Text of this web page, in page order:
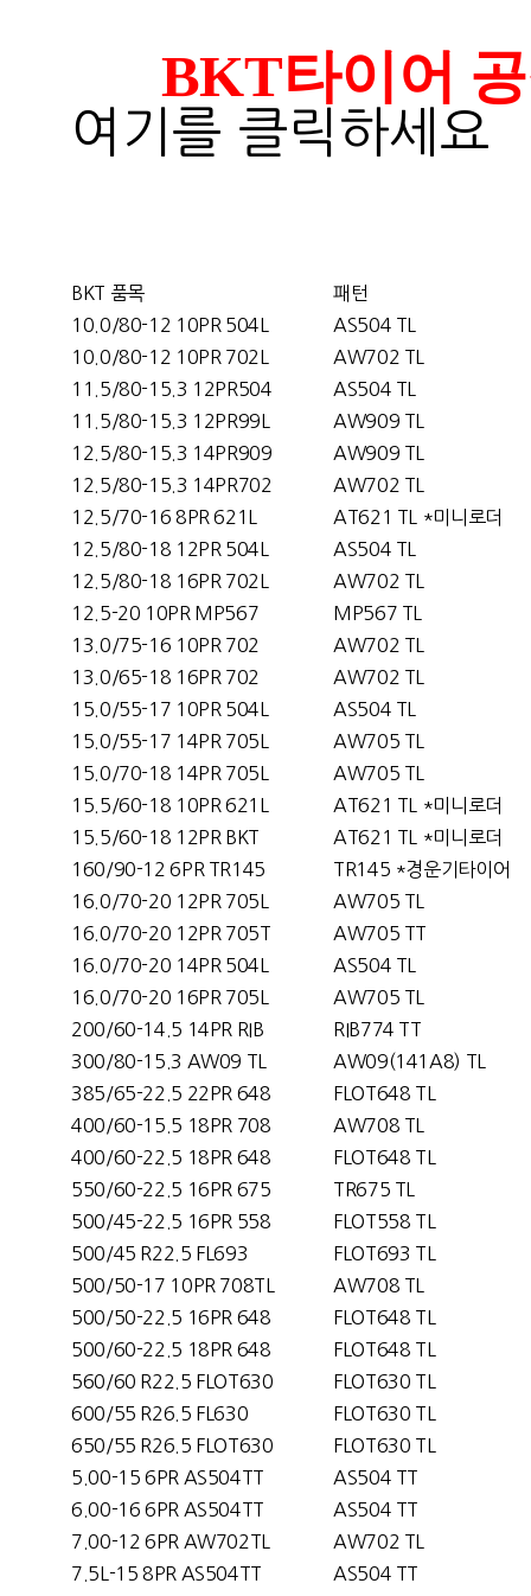
BKT타이어
여기를 클릭하세요
BKT 품목
패턴
10.0/80-12 10PR 504L
AS504 TL
10.0/80-12 10PR 702L
AW702 TL
11.5/80-15.3 12PR504
AS504 TL
11.5/80-15.3 12PR99L
AW909 TL
12.5/80-15.3 14PR909
AW909 TL
12.5/80-15.3 14PR702
AW702 TL
12.5/70-16 8PR 621L
AT621 TL *미니로더
12.5/80-18 12PR 504L
AS504 TL
12.5/80-18 16PR 702L
AW702 TL
12.5-20 10PR MP567
MP567 TL
13.0/75-16 10PR 702
AW702 TL
13.0/65-18 16PR 702
AW702 TL
15.0/55-17 10PR 504L
AS504 TL
15.0/55-17 14PR 705L
AW705 TL
15.0/70-18 14PR 705L
AW705 TL
15.5/60-18 10PR 621L
AT621 TL *미니로더
15.5/60-18 12PR BKT
AT621 TL *미니로더
160/90-12 6PR TR145
TR145 *경운기타이어
16.0/70-20 12PR 705L
AW705 TL
16.0/70-20 12PR 705T
AW705 TT
16.0/70-20 14PR 504L
AS504 TL
16.0/70-20 16PR 705L
AW705 TL
200/60-14.5 14PR RIB
RIB774 TT
300/80-15.3 AW09 TL
AW09(141A8) TL
385/65-22.5 22PR 648
FLOT648 TL
400/60-15.5 18PR 708
AW708 TL
400/60-22.5 18PR 648
FLOT648 TL
550/60-22.5 16PR 675
TR675 TL
500/45-22.5 16PR 558
FLOT558 TL
500/45 R22.5 FL693
FLOT693 TL
500/50-17 10PR 708TL
AW708 TL
500/50-22.5 16PR 648
FLOT648 TL
500/60-22.5 18PR 648
FLOT648 TL
560/60 R22.5 FLOT630
FLOT630 TL
600/55 R26.5 FL630
FLOT630 TL
650/55 R26.5 FLOT630
FLOT630 TL
5.00-15 6PR AS504TT
AS504 TT
6.00-16 6PR AS504TT
AS504 TT
7.00-12 6PR AW702TL
AW702 TL
7.5L-15 8PR AS504TT
AS504 TT